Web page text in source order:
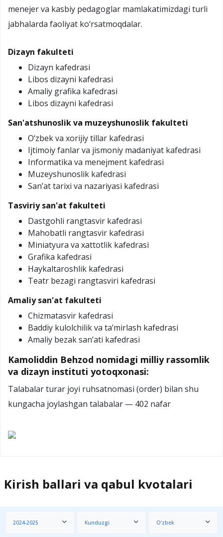
menejer va kasbiy pedagoglar mamlakatimizdagi turli
jabhalarda faoliyat ko‘rsatmoqdalar.
Dizayn fakulteti
Dizayn kafedrasi
Libos dizayni kafedrasi
Amaliy grafika kafedrasi
Libos dizayni kafedrasi
San'atshunoslik va muzeyshunoslik fakulteti
O‘zbek va xorijiy tillar kafedrasi
Ijtimoiy fanlar vа jismoniy madaniyat kafedrasi
Informatika va menejment kafedrasi
Muzeyshunoslik kafedrasi
San’at tarixi va nazariyasi kafedrasi
Tasviriy san'at fakulteti
Dastgohli rangtasvir kafedrasi
Mahobatli rangtasvir kafedrasi
Miniatyura va xattotlik kafedrasi
Grafika kafedrasi
Haykaltaroshlik kafedrasi
Teatr bezagi rangtasviri kafedrasi
Amaliy san'at fakulteti
Chizmatasvir kafedrasi
Baddiy kulolchilik va ta’mirlash kafedrasi
Amaliy bezak san’ati kafedrasi
Kamoliddin Behzod nomidagi milliy rassomlik
va dizayn instituti yotoqxonasi:
Talabalar turar joyi ruhsatnomasi (order) bilan shu
kungacha joylashgan talabalar — 402 nafar
Kirish ballari va qabul kvotalari
2024-2025 Kunduzgi O‘zbek